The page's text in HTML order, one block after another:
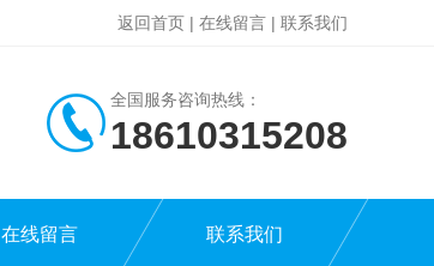
返回首页 | 在线留言 | 联系我们
全国服务咨询热线：
18610315208
在线留言 联系我们